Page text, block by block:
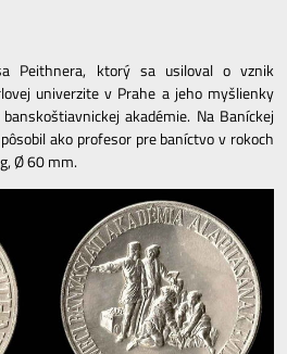
Peithnera, ktorý sa usiloval o vznik
univerzite v Prahe a jeho myšlienky
akadémie. Na Baníckej
ako profesor pre baníctvo v rokoch
Ø 60 mm.